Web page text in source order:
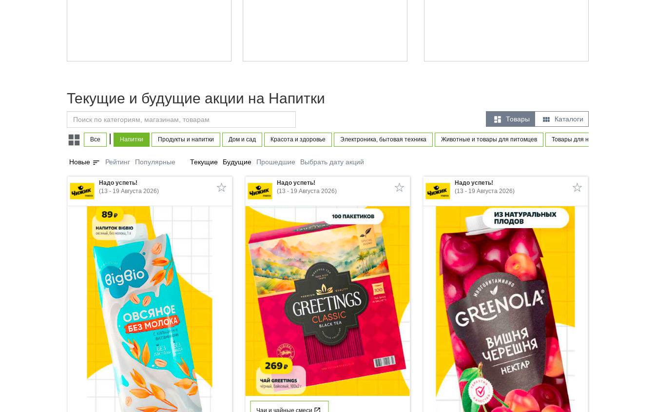
Текущие и будущие акции на Напитки
 Товары  Каталоги
Все | Напитки Продукты и напитки Дом и сад Красота и здоровье Электроника, бытовая техника Животные и товары для питомцев Товары для новорожденных и
Новые sort Рейтинг Популярные Текущие Будущие Прошедшие Выбрать дату акций
Надо успеть!
(13 - 19 Августа 2026)
Надо успеть!
(13 - 19 Августа 2026)
Чаи и чайные смеси
Надо успеть!
(13 - 19 Августа 2026)